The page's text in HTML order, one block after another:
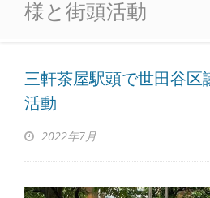
様と街頭活動
三軒茶屋駅頭で世田谷区
活動
2022年7月